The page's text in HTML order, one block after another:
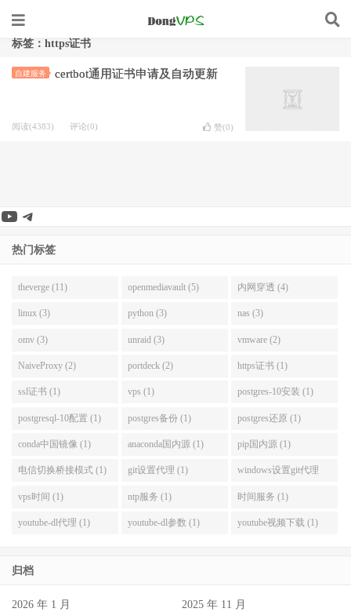
标签：https证书
自建服务 certbot通用证书申请及自动更新
阅读(4383) 评论(0) 赞(0)
YouTube
Telegram
热门标签
theverge (11) openmediavault (5) 内网穿透 (4)
linux (3) python (3) nas (3)
omv (3) unraid (3) vmware (2)
NaiveProxy (2) portdeck (2) https证书 (1)
ssl证书 (1) vps (1) postgres-10安装 (1)
postgresql-10配置 (1) postgres备份 (1) postgres还原 (1)
conda中国镜像 (1) anaconda国内源 (1) pip国内源 (1)
电信切换桥接模式 (1) git设置代理 (1) windows设置git代理
(1)
vps时间 (1) ntp服务 (1) 时间服务 (1)
youtube-dl代理 (1) youtube-dl参数 (1) youtube视频下载 (1)
归档
2026 年 1 月
2025 年 11 月